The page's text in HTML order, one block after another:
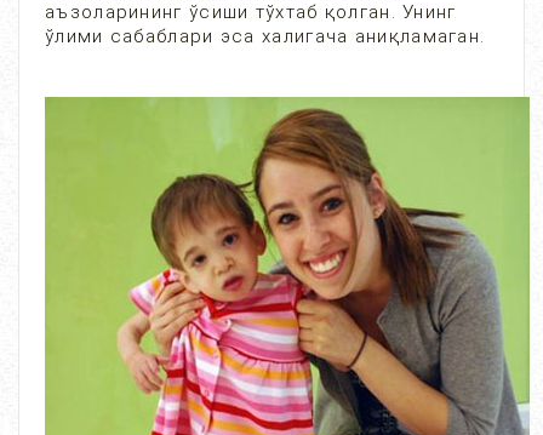
аъзоларининг ўсиши тўхтаб қолган. Унинг
ўлими сабаблари эса халигача аниқламаган.